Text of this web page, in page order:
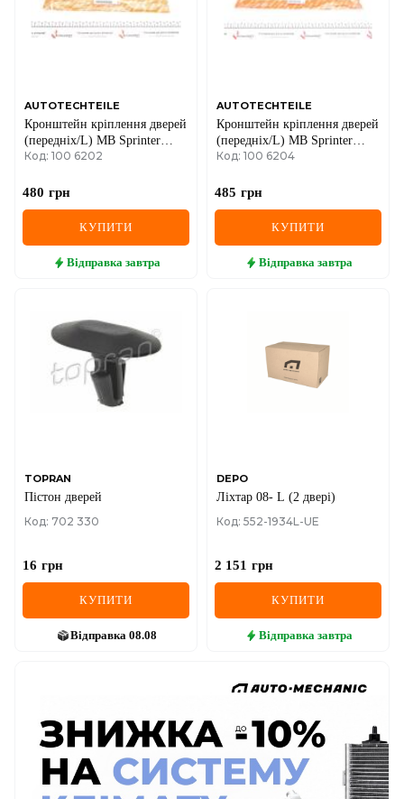
AUTOTECHTEILE
Кронштейн кріплення дверей
(передніх/L) MB Sprinter
(W906) 06-
Код: 100 6202
480 грн
КУПИТИ
Відправка завтра
AUTOTECHTEILE
Кронштейн кріплення дверей
(передніх/L) MB Sprinter
(W906) 06-
Код: 100 6204
485 грн
КУПИТИ
Відправка завтра
TOPRAN
Пiстон дверей
Код: 702 330
16 грн
КУПИТИ
Відправка 08.08
DEPO
Ліхтар 08- L (2 двері)
Код: 552-1934L-UE
2 151 грн
КУПИТИ
Відправка завтра